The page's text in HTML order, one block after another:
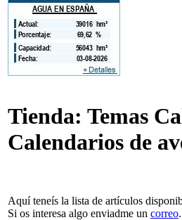
Tienda: Temas
Calendarios de
Aquí teneís la lista de artículos
Si os interesa algo enviadme un correo.